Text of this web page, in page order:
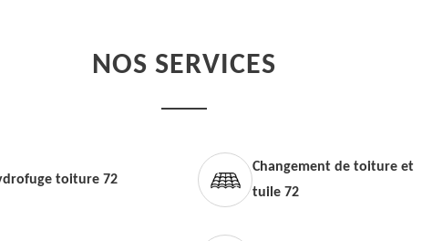
NOS SERVICES
toiture 72
Changement de toiture et
tuile 72